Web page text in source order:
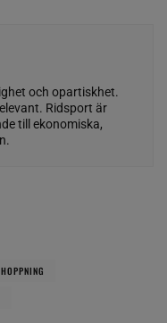
och opartiskhet.
Ridsport är
till ekonomiska,
HOPPNING